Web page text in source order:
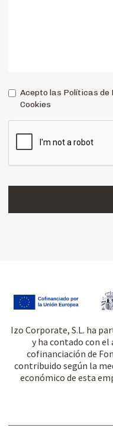
Acepto las Políticas de
Cookies
Izo Corporate, S.L. ha
y ha contado con el
cofinanciación de
contribuido según la
económico de esta